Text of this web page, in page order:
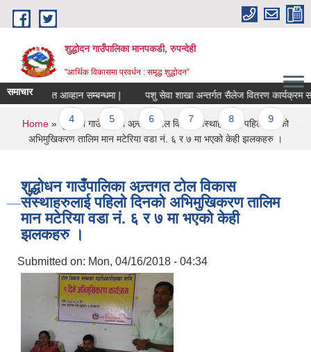
Skip to main content
शुद्धोदन गाउँपालिका मानपकडी, रुपन्देही
"आर्थिक विकासमा प्रवर्धन : समृद्ध शुद्धोदन”
समाचार
दरखास्त आव्हान सम्बन्धमा | पशु सेवा शाखा अन्तर्गत सैलेज वितरण कार्यक्रम
5 6 7 8 9 …
You are here
Home » शुद्धोधन गाउँपालिका अन्र्तगत टोल विकास संस्थाहरुलाई पहिलो दिनको
अभिमुखिकरण तालिम मान मटेरिया वडा नं. ६ र ७ मा भएको केही झलकहरु ।
शुद्धोधन गाउँपालिका अन्र्तगत टोल विकास
संस्थाहरुलाई पहिलो दिनको अभिमुखिकरण तालिम
मान मटेरिया वडा नं. ६ र ७ मा भएको केही
झलकहरु ।
Submitted on: Mon, 04/16/2018 - 04:34